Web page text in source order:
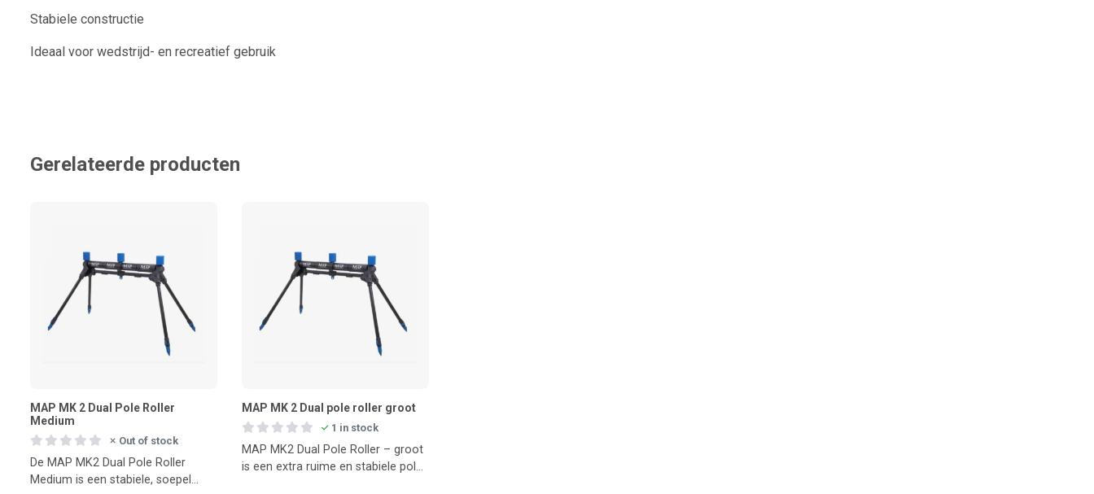
Stabiele constructie
Ideaal voor wedstrijd- en recreatief gebruik
Gerelateerde producten
MAP MK 2 Dual Pole Roller
Medium
Out of stock
De MAP MK2 Dual Pole Roller
Medium is een stabiele, soepel
MAP MK 2 Dual pole roller groot
1 in stock
MAP MK2 Dual Pole Roller – groot
is een extra ruime en stabiele pole